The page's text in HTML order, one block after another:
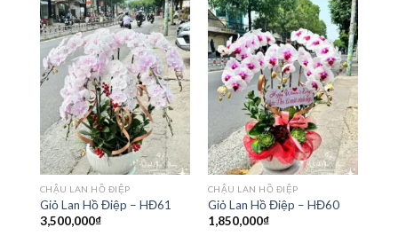
CHẬU LAN HỒ ĐIỆP
Giỏ Lan Hồ Điệp – HĐ61
3,500,000₫
CHẬU LAN HỒ ĐIỆP
Giỏ Lan Hồ Điệp – HĐ60
1,850,000₫